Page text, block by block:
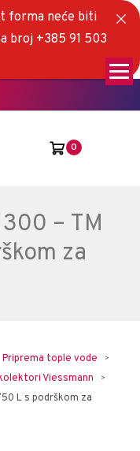
0
– TM
za
Priprema tople vode
Viessmann
L s podrškom za
forma neće biti
broj +385 91 503